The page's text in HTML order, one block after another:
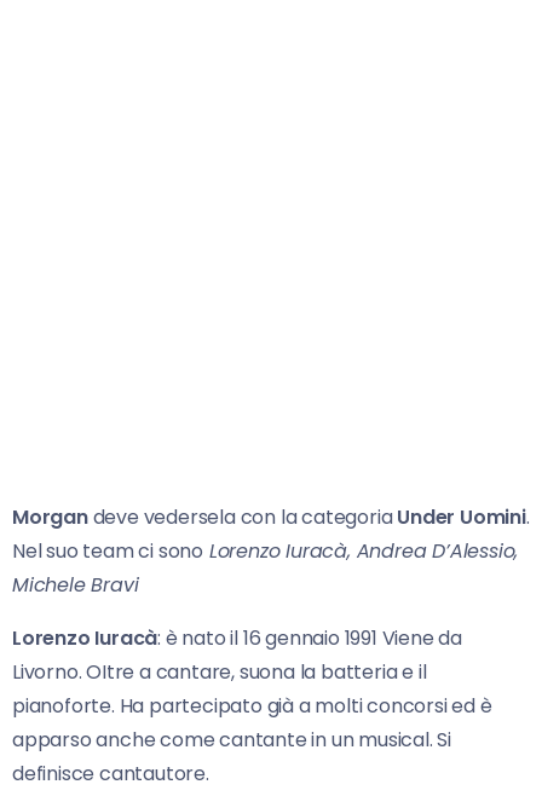
Morgandeve vedersela con la categoriaUnder Uomini.
Nel suo team ci sono Lorenzo Iuracà, Andrea D’Alessio,
Michele Bravi
Lorenzo Iuracà: è nato il 16 gennaio 1991 Viene da
Livorno. OItre a cantare, suona la batteria e il
pianoforte. Ha partecipato già a molti concorsi ed è
apparso anche come cantante in un musical. Si
definisce cantautore.